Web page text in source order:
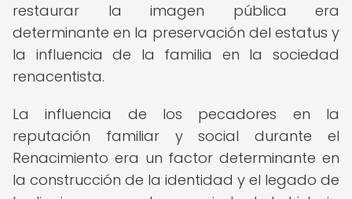
restaurar la imagen pública era
determinante en la preservación del estatus y
la influencia de la familia en la sociedad
renacentista.
La influencia de los pecadores en la
reputación familiar y social durante el
Renacimiento era un factor determinante en
la construcción de la identidad y el legado de